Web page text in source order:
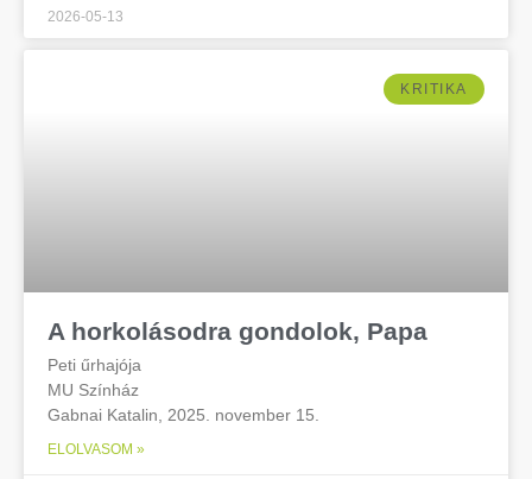
2026-05-13
KRITIKA
A horkolásodra gondolok, Papa
Peti űrhajója
MU Színház
Gabnai Katalin, 2025. november 15.
ELOLVASOM »